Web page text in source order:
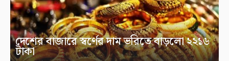
দেশের বাজারে স্বর্ণের দাম ভরিতে বাড়লো ২২১৬
টাকা